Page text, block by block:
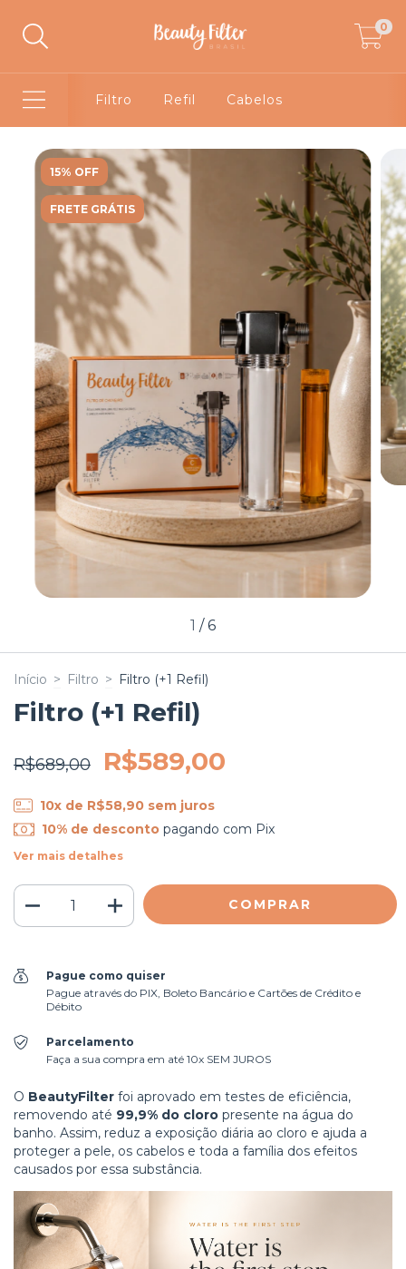
0
Filtro Refil Cabelos
15% OFF
FRETE GRÁTIS
1 /6
Início > Filtro > Filtro (+1 Refil)
Filtro (+1 Refil)
R$689,00 R$589,00
10x de R$58,90sem juros
10% de desconto pagando com Pix
Ver mais detalhes
Pague como quiser
Pague através do PIX, Boleto Bancário e Cartões de Crédito e
Débito
Parcelamento
Faça a sua compra em até 10x SEM JUROS
O BeautyFilter foi aprovado em testes de eficiência,
removendo até 99,9% do cloro presente na água do
banho. Assim, reduz a exposição diária ao cloro e ajuda a
proteger a pele, os cabelos e toda a família dos efeitos
causados por essa substância.